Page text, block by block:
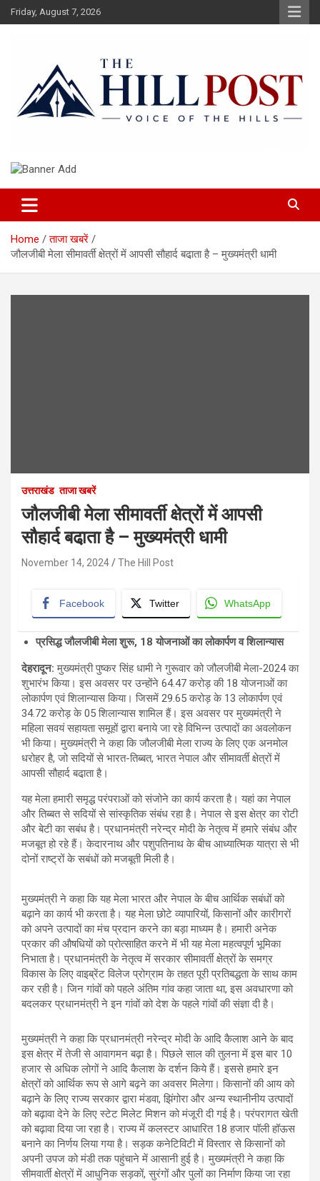
Skip
to
Friday, August 7, 2026
The Hillpost
Home
ताजा खबरें
जौलजीबी मेला सीमावर्ती क्षेत्रों में आपसी सौहार्द बढा़ता है – मुख्यमंत्री धामी
उत्तराखंड ताजा खबरें
जौलजीबी मेला सीमावर्ती क्षेत्रों में आपसी
सौहार्द बढा़ता है – मुख्यमंत्री धामी
November 14, 2024 The Hill Post
Facebook Twitter WhatsApp
प्रसिद्ध जौलजीबी मेला शुरू, 18 योजनाओं का लोकार्पण व शिलान्यास
देहरादून: मुख्यमंत्री पुष्कर सिंह धामी ने गुरूवार को जौलजीबी मेला-2024 का
शुभारंभ किया। इस अवसर पर उन्होंने 64.47 करोड़ की 18 योजनाओं का
लोकार्पण एवं शिलान्यास किया। जिसमें 29.65 करोड़ के 13 लोकार्पण एवं
34.72 करोड़ के 05 शिलान्यास शामिल हैं। इस अवसर पर मुख्यमंत्री ने
महिला सवयं सहायता समूहों द्वारा बनाये जा रहे विभिन्न उत्पादों का अवलोकन
भी किया। मुख्यमंत्री ने कहा कि जौलजीबी मेला राज्य के लिए एक अनमोल
धरोहर है, जो सदियों से भारत-तिब्बत, भारत नेपाल और सीमावर्ती क्षेत्रों में
आपसी सौहार्द बढा़ता है।
यह मेला हमारी समृद्ध परंपराओं को संजोने का कार्य करता है। यहां का नेपाल
और तिब्बत से सदियों से सांस्कृतिक संबंध रहा है। नेपाल से इस क्षेत्र का रोटी
और बेटी का सबंध है। प्रधानमंत्री नरेन्द्र मोदी के नेतृत्व में हमारे संबंध और
मजबूत हो रहे हैं। केदारनाथ और पशुपतिनाथ के बीच आध्यात्मिक यात्रा से भी
दोनों राष्ट्रों के सबंधों को मजबूती मिली है।
मुख्यमंत्री ने कहा कि यह मेला भारत और नेपाल के बीच आर्थिक सबंधों को
बढ़ाने का कार्य भी करता है। यह मेला छोटे व्यापारियों, किसानों और कारीगरों
को अपने उत्पादों का मंच प्रदान करने का बड़ा माध्यम है। हमारी अनेक
प्रकार की औषधियों को प्रोत्साहित करने में भी यह मेला महत्वपूर्ण भूमिका
निभाता है। प्रधानमंत्री के नेतृत्व में सरकार सीमावर्ती क्षेत्रों के समग्र
विकास के लिए वाइब्रेंट विलेज प्रोग्राम के तहत पूरी प्रतिबद्धता के साथ काम
कर रही है। जिन गांवों को पहले अंतिम गांव कहा जाता था, इस अवधारणा को
बदलकर प्रधानमंत्री ने इन गांवों को देश के पहले गांवों की संज्ञा दी है।
मुख्यमंत्री ने कहा कि प्रधानमंत्री नरेन्द्र मोदी के आदि कैलाश आने के बाद
इस क्षेत्र में तेजी से आवागमन बढ़ा है। पिछले साल की तुलना में इस बार 10
हजार से अधिक लोगों ने आदि कैलाश के दर्शन किये हैं। इससे हमारे इन
क्षेत्रों को आर्थिक रूप से आगे बढ़ने का अवसर मिलेगा। किसानों की आय को
बढ़ाने के लिए राज्य सरकार द्वारा मंडवा, झिंगोरा और अन्य स्थानीनीय उत्पादों
को बढ़ावा देने के लिए स्टेट मिलेट मिशन को मंजूरी दी गई है। परंपरागत खेती
को बढ़ावा दिया जा रहा है। राज्य में कलस्टर आधारित 18 हजार पॉली हॉऊस
बनाने का निर्णय लिया गया है। सड़क कनेटिविटी में विस्तार से किसानों को
अपनी उपज को मंडी तक पहुंचाने में आसानी हुई है। मुख्यमंत्री ने कहा कि
सीमवार्ती क्षेत्रों में आधुनिक सड़कों, सुरंगों और पुलों का निर्माण किया जा रहा